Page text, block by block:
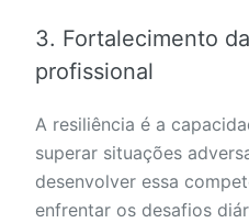
3. Fortalecimento
profissional
A resiliência é a
superar situações
desenvolver essa
enfrentar os desafios